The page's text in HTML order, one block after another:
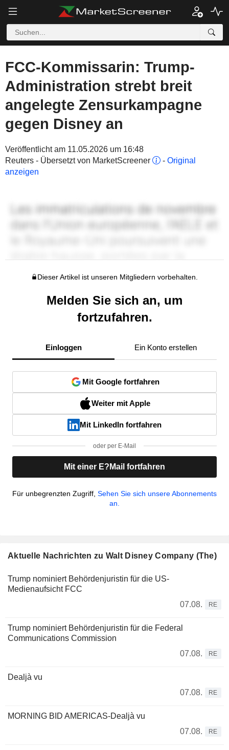
FCC-Kommissarin: Trump-
Administration strebt breit
angelegte Zensurkampagne
gegen Disney an
Veröffentlicht am 11.05.2026 um 16:48
Reuters - Übersetzt von MarketScreener
- Original
anzeigen
Dieser Artikel ist unseren Mitgliedern vorbehalten.
Melden Sie sich an, um
fortzufahren.
Einloggen Ein Konto erstellen
Mit Google fortfahren
Weiter mit Apple
Mit LinkedIn fortfahren
oder per E-Mail
Mit einer E?Mail fortfahren
Für unbegrenzten Zugriff, Sehen Sie sich unsere Abonnements
an.
Aktuelle Nachrichten zu Walt Disney Company (The)
Trump nominiert Behördenjuristin für die US-
Medienaufsicht FCC
07.08.
RE
Trump nominiert Behördenjuristin für die Federal
Communications Commission
07.08.
RE
Dealjà vu
07.08.
RE
MORNING BID AMERICAS-Dealjà vu
07.08.
RE